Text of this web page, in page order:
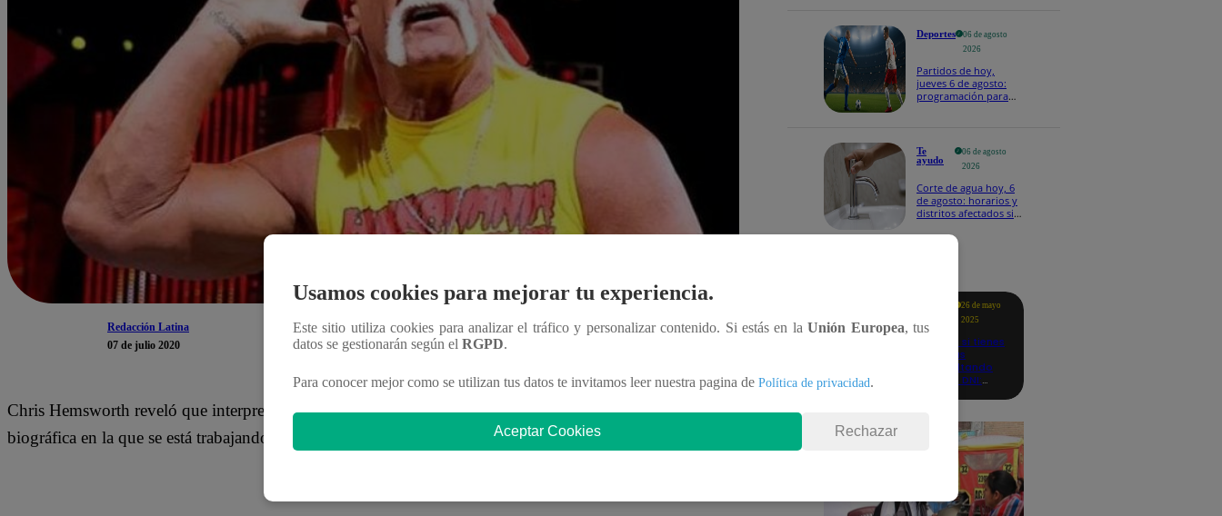
Redacción Latina
07 de julio 2020
Compartir
Chris Hemsworth reveló que interpretará al legendario luchador de la WWE, Hulk Hogan, en película
biográfica en la que se está trabajando.
Deportes
06 de agosto
2026
Partidos de hoy,
jueves 6 de agosto:
programación para
Te
ayudo
06 de agosto
2026
Corte de agua hoy, 6
de agosto: horarios y
distritos afectados sin
26 de mayo
2025
Revisa si tienes
deudas
consultando
con tu DNI:
detalles
Usamos cookies para mejorar tu experiencia.
Este sitio utiliza cookies para analizar el tráfico y personalizar contenido. Si estás en laUnión Europea, tus
datos se gestionarán según el RGPD.
Para conocer mejor como se utilizan tus datos te invitamos leer nuestra pagina de Política de privacidad.
Aceptar Cookies Rechazar